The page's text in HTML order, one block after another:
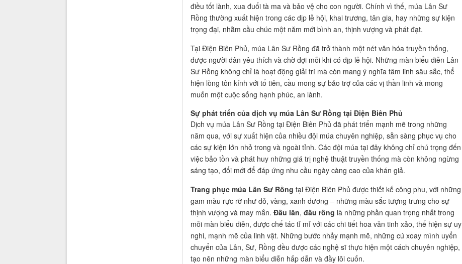
điều tốt lành, xua đuổi tà ma và bảo vệ cho con người. Chính vì thế, múa Lân Sư
Rồng thường xuất hiện trong các dịp lễ hội, khai trương, tân gia, hay những sự kiện
trọng đại, nhằm cầu chúc một năm mới bình an, thịnh vượng và phát đạt.
Tại Điện Biên Phủ, múa Lân Sư Rồng đã trở thành một nét văn hóa truyền thống,
được người dân yêu thích và chờ đợi mỗi khi có dịp lễ hội. Những màn biểu diễn Lân
Sư Rồng không chỉ là hoạt động giải trí mà còn mang ý nghĩa tâm linh sâu sắc, thể
hiện lòng tôn kính với tổ tiên, cầu mong sự bảo trợ của các vị thần linh và mong
muốn một cuộc sống hạnh phúc, an lành.
Sự phát triển của dịch vụ múa Lân Sư Rồng tại Điện Biên Phủ
Dịch vụ múa Lân Sư Rồng tại Điện Biên Phủ đã phát triển mạnh mẽ trong những
năm qua, với sự xuất hiện của nhiều đội múa chuyên nghiệp, sẵn sàng phục vụ cho
các sự kiện lớn nhỏ trong và ngoài tỉnh. Các đội múa tại đây không chỉ chú trọng đến
việc bảo tồn và phát huy những giá trị nghệ thuật truyền thống mà còn không ngừng
sáng tạo, đổi mới để đáp ứng nhu cầu ngày càng cao của khán giả.
Trang phục múa Lân Sư Rồng tại Điện Biên Phủ được thiết kế công phu, với những
gam màu rực rỡ như đỏ, vàng, xanh dương – những màu sắc tượng trưng cho sự
thịnh vượng và may mắn. Đầu lân, đầu rồng là những phần quan trọng nhất trong
mỗi màn biểu diễn, được chế tác tỉ mỉ với các chi tiết hoa văn tinh xảo, thể hiện sự uy
nghi, mạnh mẽ của linh vật. Những bước nhảy mạnh mẽ, những cú xoay mình uyển
chuyển của Lân, Sư, Rồng đều được các nghệ sĩ thực hiện một cách chuyên nghiệp,
tạo nên những màn biểu diễn hấp dẫn và đầy lôi cuốn.